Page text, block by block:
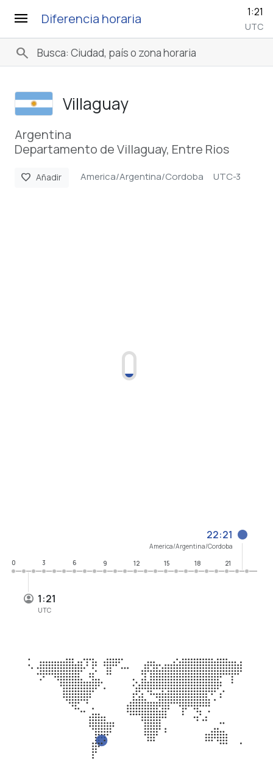
menu Diferencia horaria 1:21
UTC
search
Villaguay
Argentina
Departamento de Villaguay, Entre Rios
favorite Añadir America/Argentina/Cordoba UTC-3
1:21
UTC
22:21
America/Argentina/Cordoba
0
3 6 9 12 15 18 21